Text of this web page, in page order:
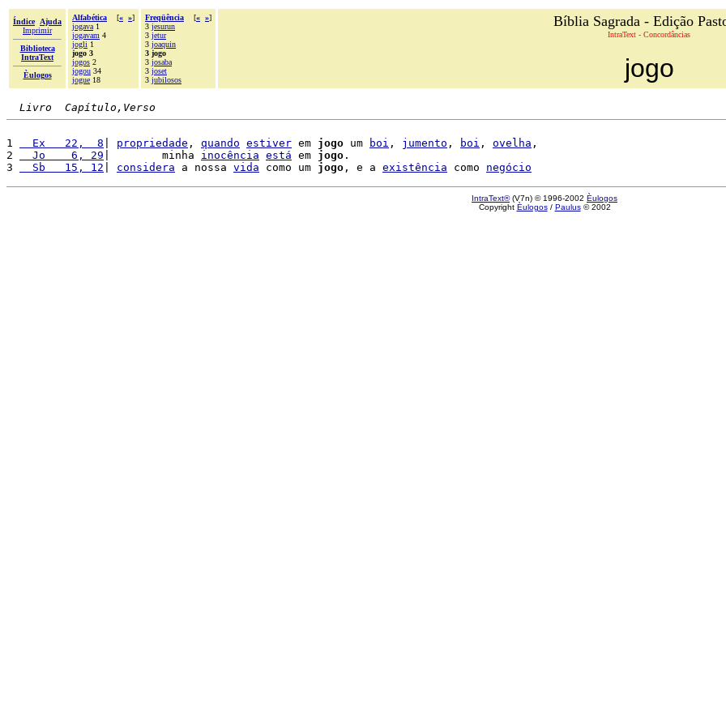
Índice
Ajuda
Imprimir
Biblioteca
IntraText
Èulogos
Alfabética [« »]
jogava 1
jogavam 4
jogli 1
jogo 3
jogos 2
jogou 34
jogue 18
Freqüência [« »]
3 jesurun
3 jetur
3 joaquin
3 jogo
3 josaba
3 joset
3 jubilosos
Bíblia Sagrada - Edição
IntraText - Concordâncias
jogo
Livro  Capítulo,Verso
1
  Ex   22,  8
propriedade , quando estiver em jogo um boi , jumento , boi , ovelha ,
2
  Jo    6, 29
|        minha inocência está em jogo .
3
  Sb   15, 12
considera a nossa vida como um jogo , e a existência como negócio
IntraText®(V7n) © 1996-2002 Èulogos
Copyright Èulogos/ Paulus© 2002